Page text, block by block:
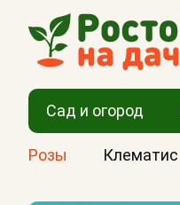
Сад и огород
Розы Клематис